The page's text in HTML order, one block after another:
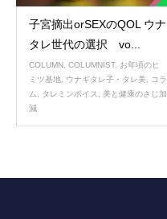
子宮摘出orSEXのQOL ウナ
タレ世代の選択 vo...
COLUMN, COLUMNIST, お年頃のヒ
ミツ基地, ウナギタレ子・タレ美, コラ
ム, タレミンボイス, 美と健康のさじ加
減